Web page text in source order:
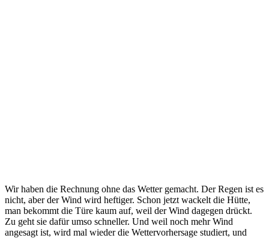
Wir haben die Rechnung ohne das Wetter gemacht. Der Regen ist es
nicht, aber der Wind wird heftiger. Schon jetzt wackelt die Hütte,
man bekommt die Türe kaum auf, weil der Wind dagegen drückt.
Zu geht sie dafür umso schneller. Und weil noch mehr Wind
angesagt ist, wird mal wieder die Wettervorhersage studiert, und